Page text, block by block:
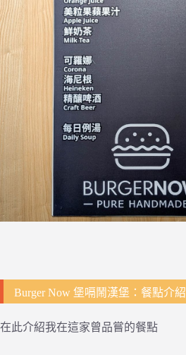
Burger Now 堡嗝鬧漢堡：餐點介紹
在此介紹我在這家曾品嘗的餐點